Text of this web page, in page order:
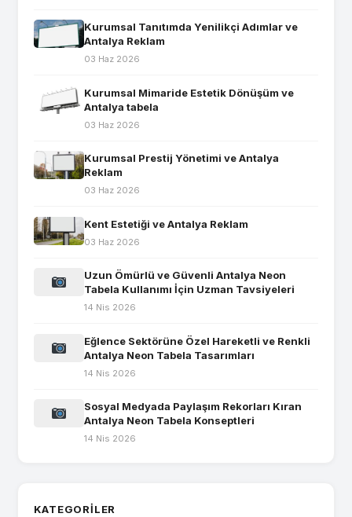
Kurumsal Tanıtımda Yenilikçi Adımlar ve
Antalya Reklam
03 Haz 2026
Kurumsal Mimaride Estetik Dönüşüm ve
Antalya tabela
03 Haz 2026
Kurumsal Prestij Yönetimi ve Antalya
Reklam
03 Haz 2026
Kent Estetiği ve Antalya Reklam
03 Haz 2026
Uzun Ömürlü ve Güvenli Antalya Neon
Tabela Kullanımı İçin Uzman Tavsiyeleri
14 Nis 2026
Eğlence Sektörüne Özel Hareketli ve Renkli
Antalya Neon Tabela Tasarımları
14 Nis 2026
Sosyal Medyada Paylaşım Rekorları Kıran
Antalya Neon Tabela Konseptleri
14 Nis 2026
KATEGORILER